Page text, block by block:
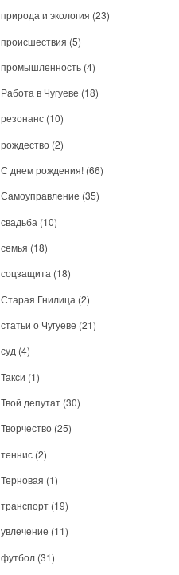
природа и экология (23)
происшествия (5)
промышленность (4)
Работа в Чугуеве (18)
резонанс (10)
рождество (2)
С днем рождения! (66)
Самоуправление (35)
свадьба (10)
семья (18)
соцзащита (18)
Старая Гнилица (2)
статьи о Чугуеве (21)
суд (4)
Такси (1)
Твой депутат (30)
Творчество (25)
теннис (2)
Терновая (1)
транспорт (19)
увлечение (11)
футбол (31)